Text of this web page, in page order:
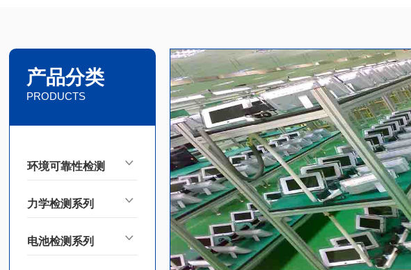
产品分类
PRODUCTS
环境可靠性检测
力学检测系列
电池检测系列